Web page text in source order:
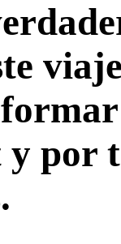
por